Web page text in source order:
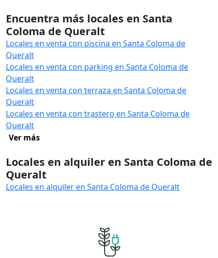
Encuentra más locales en Santa
Coloma de Queralt
Locales en venta con piscina en Santa Coloma de
Queralt
Locales en venta con parking en Santa Coloma de
Queralt
Locales en venta con terraza en Santa Coloma de
Queralt
Locales en venta con trastero en Santa Coloma de
Queralt
Ver más
Locales en alquiler en Santa Coloma de
Queralt
Locales en alquiler en Santa Coloma de Queralt